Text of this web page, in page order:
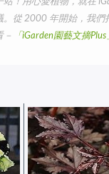
。從 2000 年開始，我
－
「iGarden園藝文摘